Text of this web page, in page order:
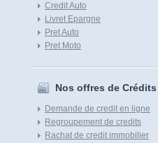
Credit Auto
Livret Epargne
Pret Auto
Pret Moto
Nos offres de Crédits
Demande de credit en ligne
Regroupement de credits
Rachat de credit immobilier